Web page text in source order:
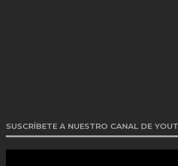
SUSCRÍBETE A NUESTRO CANAL DE